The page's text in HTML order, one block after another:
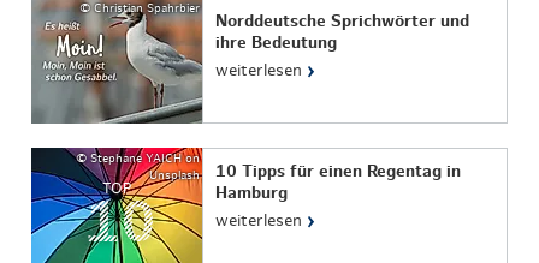
© Christian Spahrbier
Norddeutsche Sprichwörter und
ihre Bedeutung
weiterlesen ›
© Stephane YAICH on
Unsplash
TOP
10 Tipps für einen Regentag in
Hamburg
weiterlesen ›